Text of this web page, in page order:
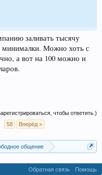
заливать тысячу
Можно хоть с
а вот на 100 можно и
чтобы ответить.)
58 Вперёд >
общение
Обратная связь Помощь